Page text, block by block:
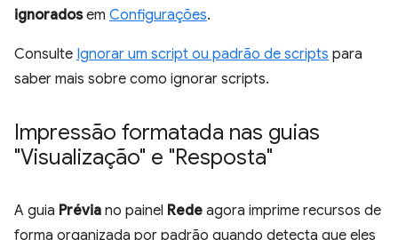
ignoradosem Configurações.
Consulte Ignorar um script ou padrão de scripts para
saber mais sobre como ignorar scripts.
Impressão formatada nas guias
"Visualização" e "Resposta"
A guia Prévia no painel Rede agora imprime recursos de
forma organizada por padrão quando detecta que eles